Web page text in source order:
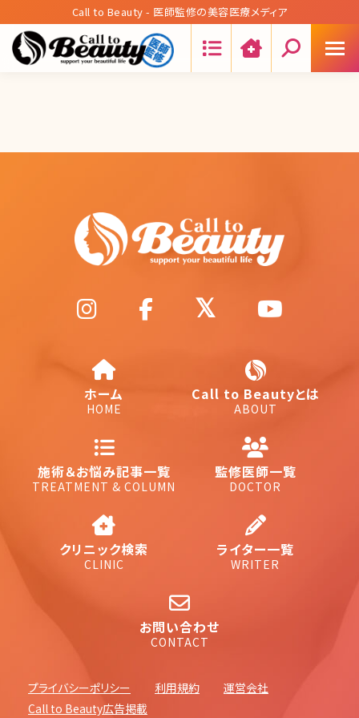
Call to Beauty - 医師監修の美容医療メディア
ホーム
HOME
Call to Beautyとは
ABOUT
施術＆お悩み記事一覧
TREATMENT & COLUMN
監修医師一覧
DOCTOR
クリニック検索
CLINIC
ライター一覧
WRITER
お問い合わせ
CONTACT
プライバシーポリシー 利用規約
運営会社
Call to Beauty広告掲載